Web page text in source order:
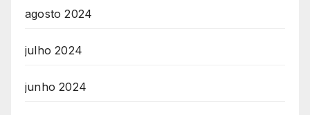
agosto 2024
julho 2024
junho 2024